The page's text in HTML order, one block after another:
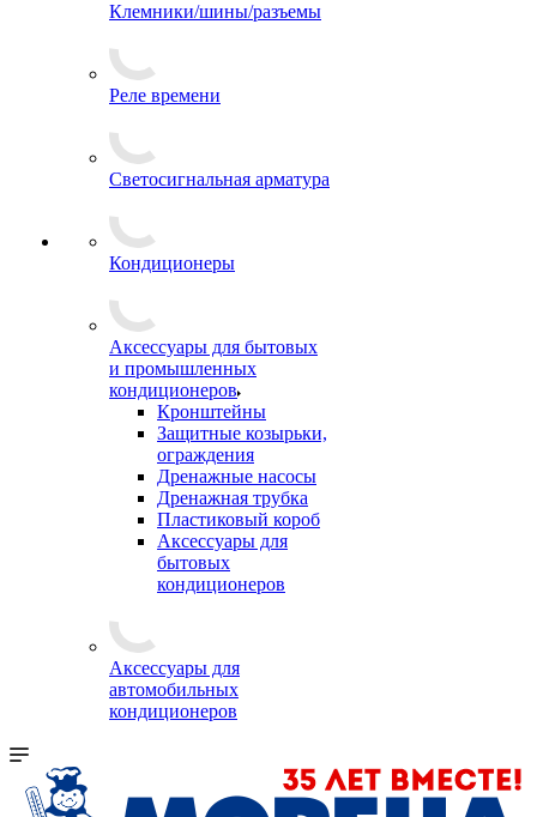
Клемники/шины/разъемы
Реле времени
Светосигнальная арматура
Кондиционеры
Аксессуары для бытовых
и промышленных
кондиционеров
Кронштейны
Защитные козырьки,
ограждения
Дренажные насосы
Дренажная трубка
Пластиковый короб
Аксессуары для
бытовых
кондиционеров
Аксессуары для
автомобильных
кондиционеров